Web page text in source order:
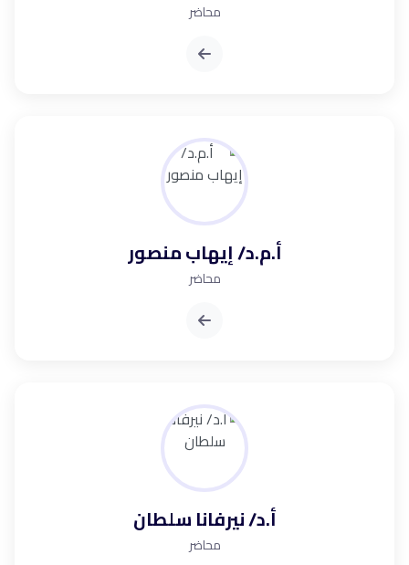
محاضر
أ.م.د/ إيهاب منصور
محاضر
أ.د/ نيرفانا سلطان
محاضر